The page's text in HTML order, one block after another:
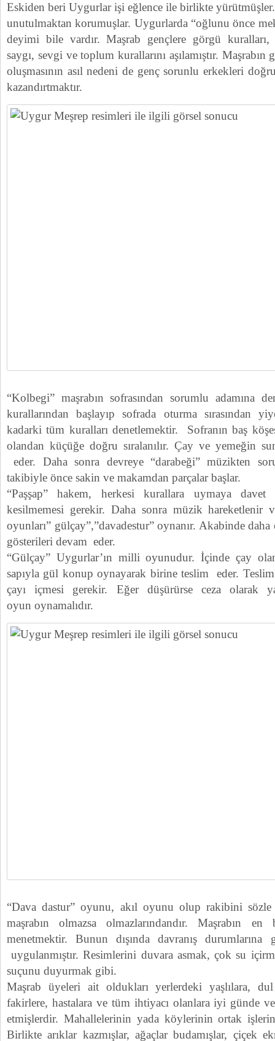
Eskiden beri Uygurlar işi eğlence ile birlikte
unutulmaktan korumuşlar. Uygurlarda “oğlunu önce
deyimi bile vardır. Maşrab gençlere görgü
saygı, sevgi ve toplum kurallarını aşılamıştır.
oluşmasının asıl nedeni de genç sorunlu erkekleri
kazandırtmaktır.
“Kolbegi” maşrabın sofrasından sorumlu adamına
kurallarından başlayıp sofrada oturma sırasından
kadarki tüm kuralları denetlemektir. Sofranın baş
olandan küçüğe doğru sıralanılır. Çay ve yemeğin
eder. Daha sonra devreye “darabeği” müzikten
takibiyle önce sakin ve makamdan parçalar başlar.
“Paşşap” hakem, herkesi kurallara uymaya davet
kesilmemesi gerekir. Daha sonra müzik hareketlenir
oyunları” gülçay”,”davadestur” oynanır. Akabinde
gösterileri devam eder.
“Gülçay” Uygurlar’ın milli oyunudur. İçinde çay
sapıyla gül konup oynayarak birine teslim eder.
çayı içmesi gerekir. Eğer düşürürse ceza olarak
oyun oynamalıdır.
“Dava dastur” oyunu, akıl oyunu olup rakibini
maşrabın olmazsa olmazlarındandır. Maşrabın
menetmektir. Bunun dışında davranış durumlarına
uygulanmıştır. Resimlerini duvara asmak, çok su
suçunu duyurmak gibi.
Maşrab üyeleri ait oldukları yerlerdeki yaşlılara, dul
fakirlere, hastalara ve tüm ihtiyacı olanlara iyi günde
etmişlerdir. Mahallelerinin yada köylerinin ortak
Birlikte arıklar kazmışlar, ağaçlar budamışlar, çiçek